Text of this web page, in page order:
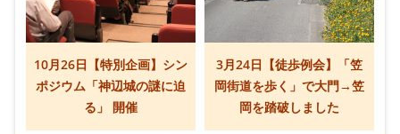
10月26日【特別企画】シン
ポジウム「神辺城の謎に迫
る」 開催
3月24日【徒歩例会】「笠
岡街道を歩く」で大門→笠
岡を踏破しました